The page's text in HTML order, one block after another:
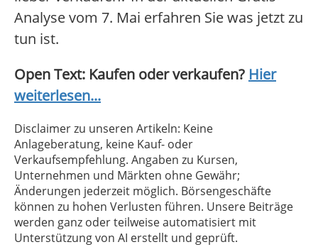
Analyse vom 7. Mai erfahren Sie was jetzt zu
tun ist.
Open Text: Kaufen oder verkaufen? Hier
weiterlesen...
Disclaimer zu unseren Artikeln: Keine
Anlageberatung, keine Kauf- oder
Verkaufsempfehlung. Angaben zu Kursen,
Unternehmen und Märkten ohne Gewähr;
Änderungen jederzeit möglich. Börsengeschäfte
können zu hohen Verlusten führen. Unsere Beiträge
werden ganz oder teilweise automatisiert mit
Unterstützung von AI erstellt und geprüft.